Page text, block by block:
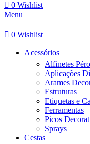
0 Wishlist
Menu
0 Wishlist
Acessórios
Alfinetes
Aplicações
Arames
Estruturas
Etiquetas e
Ferramentas
Picos
Sprays
Cestas